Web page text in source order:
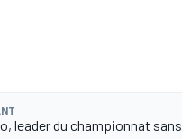
leader du championnat sans